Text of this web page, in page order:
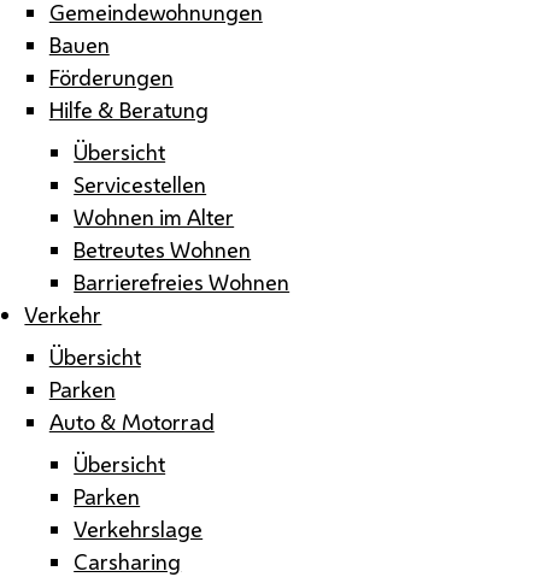
Gemeindewohnungen
Bauen
Förderungen
Hilfe & Beratung
Übersicht
Servicestellen
Wohnen im Alter
Betreutes Wohnen
Barrierefreies Wohnen
Verkehr
Übersicht
Parken
Auto & Motorrad
Übersicht
Parken
Verkehrslage
Carsharing